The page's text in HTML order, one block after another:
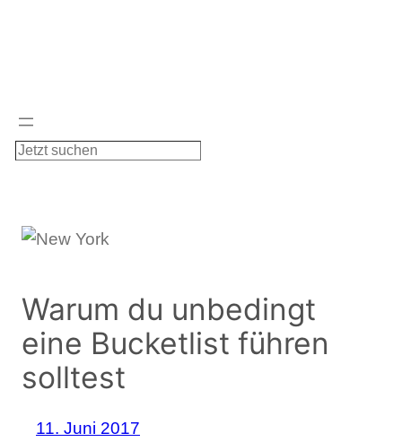
S
h
Warum du unbedingt
eine Bucketlist führen
solltest
11. Juni 2017